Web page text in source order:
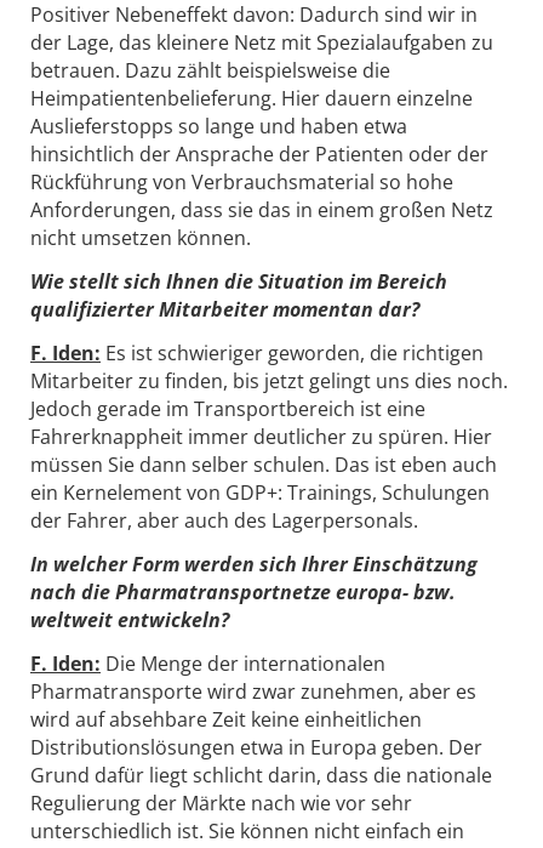
Positiver Nebeneffekt davon: Dadurch sind wir in
der Lage, das kleinere Netz mit Spezialaufgaben zu
betrauen. Dazu zählt beispielsweise die
Heimpatientenbelieferung. Hier dauern einzelne
Auslieferstopps so lange und haben etwa
hinsichtlich der Ansprache der Patienten oder der
Rückführung von Verbrauchsmaterial so hohe
Anforderungen, dass sie das in einem großen Netz
nicht umsetzen können.
Wie stellt sich Ihnen die Situation im Bereich
qualifizierter Mitarbeiter momentan dar?
F. Iden: Es ist schwieriger geworden, die richtigen
Mitarbeiter zu finden, bis jetzt gelingt uns dies noch.
Jedoch gerade im Transportbereich ist eine
Fahrerknappheit immer deutlicher zu spüren. Hier
müssen Sie dann selber schulen. Das ist eben auch
ein Kernelement von GDP+: Trainings, Schulungen
der Fahrer, aber auch des Lagerpersonals.
In welcher Form werden sich Ihrer Einschätzung
nach die Pharmatransportnetze europa- bzw.
weltweit entwickeln?
F. Iden: Die Menge der internationalen
Pharmatransporte wird zwar zunehmen, aber es
wird auf absehbare Zeit keine einheitlichen
Distributionslösungen etwa in Europa geben. Der
Grund dafür liegt schlicht darin, dass die nationale
Regulierung der Märkte nach wie vor sehr
unterschiedlich ist. Sie können nicht einfach ein